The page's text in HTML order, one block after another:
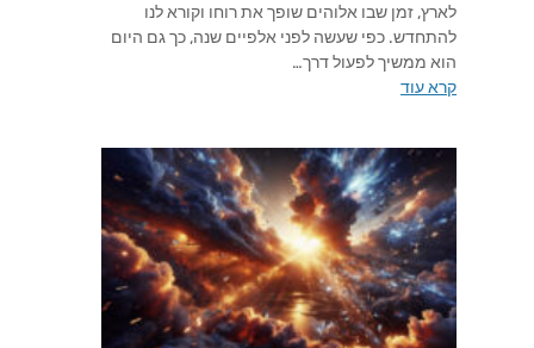
לארץ, זמן שבו אלוהים שופך את רוחו וקורא לנו
להתחדש. כפי שעשה לפני אלפיים שנה, כך גם היום
הוא ממשיך לפעול דרך…
קרא עוד